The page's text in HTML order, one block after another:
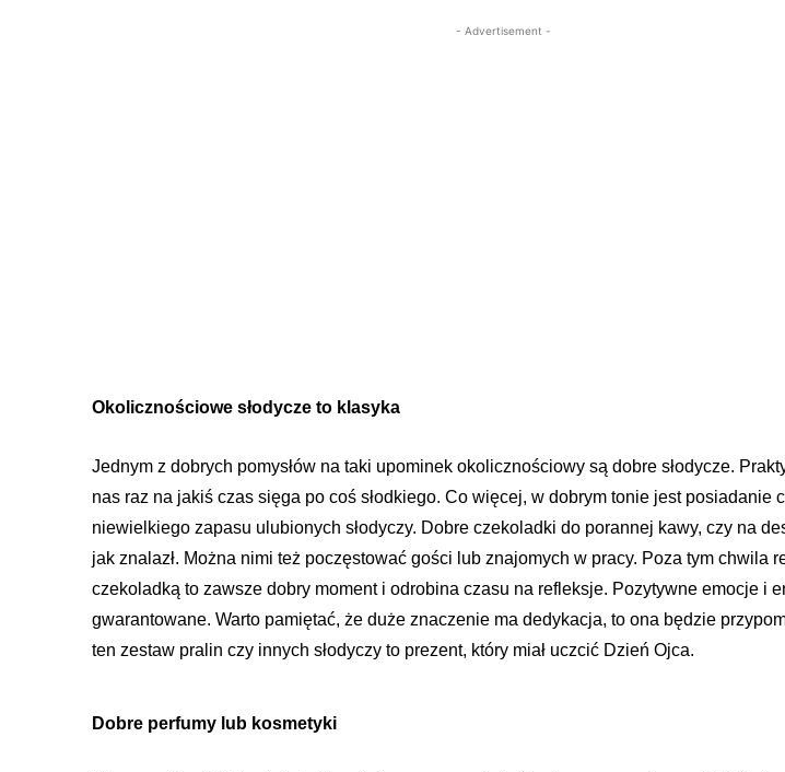
- Advertisement -
Okolicznościowe słodycze to klasyka
Jednym z dobrych pomysłów na taki upominek okolicznościowy są dobre słodycze.
nas raz na jakiś czas sięga po coś słodkiego. Co więcej, w dobrym tonie jest posiadanie
niewielkiego zapasu ulubionych słodyczy. Dobre czekoladki do porannej kawy, czy na
jak znalazł. Można nimi też poczęstować gości lub znajomych w pracy. Poza tym chwila
czekoladką to zawsze dobry moment i odrobina czasu na refleksje. Pozytywne emocje i
gwarantowane. Warto pamiętać, że duże znaczenie ma dedykacja, to ona będzie
ten zestaw pralin czy innych słodyczy to prezent, który miał uczcić Dzień Ojca.
Dobre perfumy lub kosmetyki